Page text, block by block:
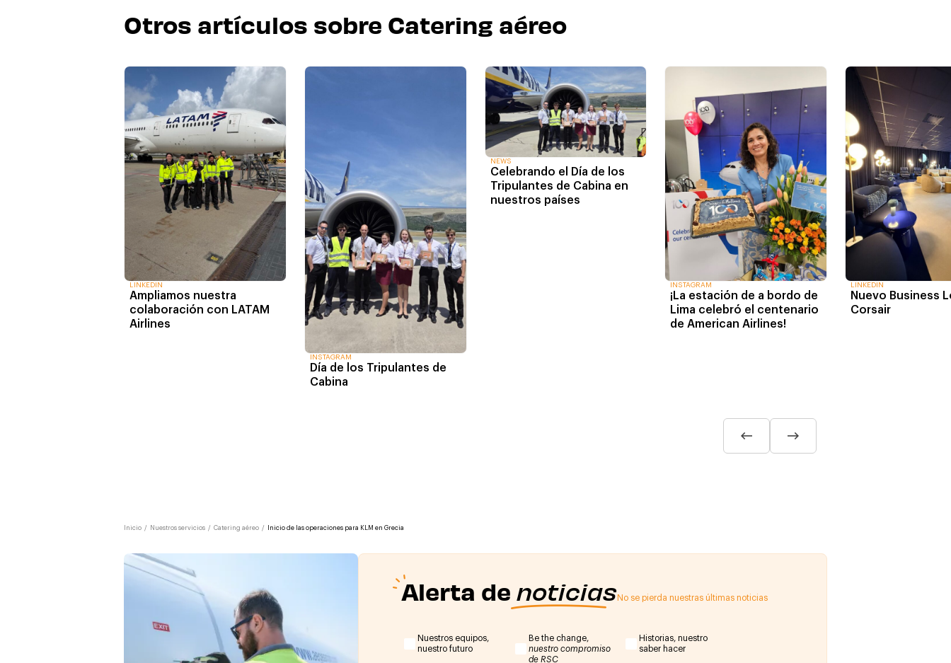
Otros artículos sobre Catering aéreo
LINKEDIN
Ampliamos nuestra
colaboración con LATAM
Airlines
INSTAGRAM
Día de los Tripulantes de
Cabina
NEWS
Celebrando el Día de los
Tripulantes de Cabina en
nuestros países
INSTAGRAM
¡La estación de a bordo de
Lima celebró el centenario
de American Airlines!
LINKEDIN
Nuevo Business
Corsair
Inicio / Nuestros servicios / Catering aéreo / Inicio de las operaciones para KLM en Grecia
Alerta denoticias No se pierda nuestras últimas noticias
Nuestros equipos,
nuestro futuro
Be the change,
nuestro compromiso
de RSC
Historias, nuestro
saber hacer